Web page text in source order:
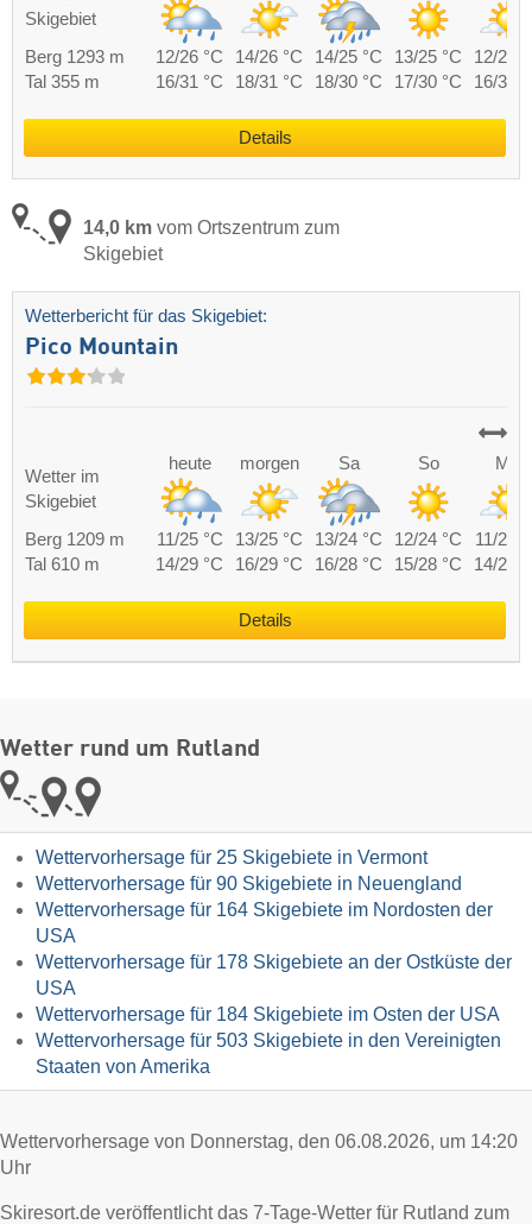
Skigebiet
Berg 1293 m 12/26 °C 14/26 °C 14/25 °C 13/25 °C
12/25
Tal 355 m
16/31 °C 18/31 °C 18/30 °C 17/30 °C 16/30
Details
14,0 km vom Ortszentrum zum
Skigebiet
Wetterbericht für das Skigebiet:
Pico Mountain
Wetter im
Skigebiet
heute morgen Sa So Mo
Berg 1209 m 11/25 °C 13/25 °C 13/24 °C 12/24 °C
11/24
Tal 610 m
14/29 °C 16/29 °C 16/28 °C 15/28 °C 14/28
Details
Wetter rund um Rutland
Wettervorhersage für 25 Skigebiete in Vermont
Wettervorhersage für 90 Skigebiete in Neuengland
Wettervorhersage für 164 Skigebiete im Nordosten der
USA
Wettervorhersage für 178 Skigebiete an der Ostküste der
USA
Wettervorhersage für 184 Skigebiete im Osten der USA
Wettervorhersage für 503 Skigebiete in den Vereinigten
Staaten von Amerika
Wettervorhersage von Donnerstag, den 06.08.2026, um 14:20
Uhr
Skiresort.de veröffentlicht das 7-Tage-Wetter für Rutland zum